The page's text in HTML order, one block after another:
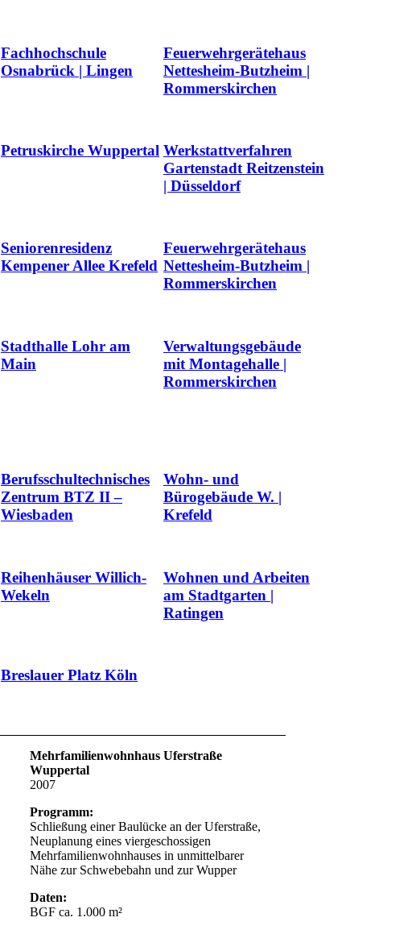
Fachhochschule
Osnabrück | Lingen
Feuerwehrgerätehaus
Nettesheim-Butzheim |
Rommerskirchen
Petruskirche Wuppertal Werkstattverfahren
Gartenstadt Reitzenstein
| Düsseldorf
Seniorenresidenz
Kempener Allee Krefeld
Feuerwehrgerätehaus
Nettesheim-Butzheim |
Rommerskirchen
Stadthalle Lohr am
Main
Verwaltungsgebäude
mit Montagehalle |
Rommerskirchen
Berufsschultechnisches
Zentrum BTZ II –
Wiesbaden
Wohn- und
Bürogebäude W. |
Krefeld
Reihenhäuser Willich-
Wekeln
Wohnen und Arbeiten
am Stadtgarten |
Ratingen
Breslauer Platz Köln
Mehrfamilienwohnhaus Uferstraße
Wuppertal
2007
Programm:
Schließung einer Baulücke an der Uferstraße,
Neuplanung eines viergeschossigen
Mehrfamilienwohnhauses in unmittelbarer
Nähe zur Schwebebahn und zur Wupper
Daten:
BGF ca. 1.000 m²